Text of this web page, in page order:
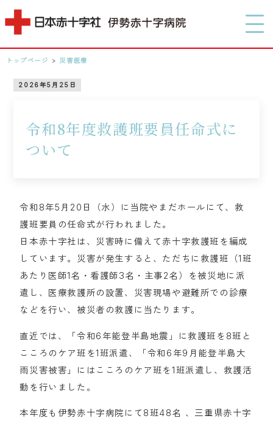
MENU
0596-28-2171
検索する
トップページ > 災害医療
令和8年度救護班要員任命式に
ついて
2026年5月25日
令和8年5月20日（水）に当院やまだホールにて、救
護班要員の任命式が行われました。
日本赤十字社は、災害時に備えて赤十字救護班を編成
しています。災害が発生すると、ただちに救護班（1班
あたり医師1名・看護師3名・主事2名）を被災地に派
遣し、医療救護所の設置、災害現場や避難所での診療
などを行い、被災者の救護に当たります。
直近では、「令和6年能登半島地震」に救護班を8班と
こころのケア班を1班派遣、「令和6年9月能登半島大
雨災害被害」にはこころのケア班を1班派遣し、救護活
動を行いました。
本年度も伊勢赤十字病院にて8班48名 、三重県赤十字